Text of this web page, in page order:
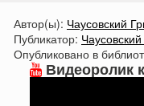
Автор(ы): Чаусовский
Публикатор:
Опубликовано в
Видеоролик